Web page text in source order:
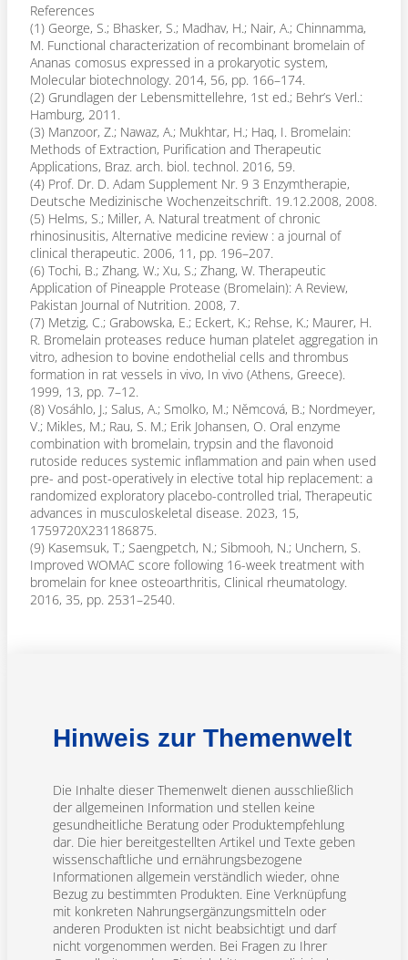
References
(1) George, S.; Bhasker, S.; Madhav, H.; Nair, A.; Chinnamma,
M. Functional characterization of recombinant bromelain of
Ananas comosus expressed in a prokaryotic system,
Molecular biotechnology. 2014, 56, pp. 166–174.
(2) Grundlagen der Lebensmittellehre, 1st ed.; Behr’s Verl.:
Hamburg, 2011.
(3) Manzoor, Z.; Nawaz, A.; Mukhtar, H.; Haq, I. Bromelain:
Methods of Extraction, Purification and Therapeutic
Applications, Braz. arch. biol. technol. 2016, 59.
(4) Prof. Dr. D. Adam Supplement Nr. 9 3 Enzymtherapie,
Deutsche Medizinische Wochenzeitschrift. 19.12.2008, 2008.
(5) Helms, S.; Miller, A. Natural treatment of chronic
rhinosinusitis, Alternative medicine review : a journal of
clinical therapeutic. 2006, 11, pp. 196–207.
(6) Tochi, B.; Zhang, W.; Xu, S.; Zhang, W. Therapeutic
Application of Pineapple Protease (Bromelain): A Review,
Pakistan Journal of Nutrition. 2008, 7.
(7) Metzig, C.; Grabowska, E.; Eckert, K.; Rehse, K.; Maurer, H.
R. Bromelain proteases reduce human platelet aggregation in
vitro, adhesion to bovine endothelial cells and thrombus
formation in rat vessels in vivo, In vivo (Athens, Greece).
1999, 13, pp. 7–12.
(8) Vosáhlo, J.; Salus, A.; Smolko, M.; Němcová, B.; Nordmeyer,
V.; Mikles, M.; Rau, S. M.; Erik Johansen, O. Oral enzyme
combination with bromelain, trypsin and the flavonoid
rutoside reduces systemic inflammation and pain when used
pre- and post-operatively in elective total hip replacement: a
randomized exploratory placebo-controlled trial, Therapeutic
advances in musculoskeletal disease. 2023, 15,
1759720X231186875.
(9) Kasemsuk, T.; Saengpetch, N.; Sibmooh, N.; Unchern, S.
Improved WOMAC score following 16-week treatment with
bromelain for knee osteoarthritis, Clinical rheumatology.
2016, 35, pp. 2531–2540.
Hinweis zur Themenwelt
Die Inhalte dieser Themenwelt dienen ausschließlich
der allgemeinen Information und stellen keine
gesundheitliche Beratung oder Produktempfehlung
dar. Die hier bereitgestellten Artikel und Texte geben
wissenschaftliche und ernährungsbezogene
Informationen allgemein verständlich wieder, ohne
Bezug zu bestimmten Produkten. Eine Verknüpfung
mit konkreten Nahrungsergänzungsmitteln oder
anderen Produkten ist nicht beabsichtigt und darf
nicht vorgenommen werden. Bei Fragen zu Ihrer